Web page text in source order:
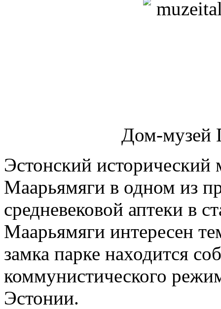
Дом-музей
Эстонский исторический
Маарьямяги в одном из
средневековой аптеки в
Маарьямяги интересен
замка парке находится
коммунистического
Эстонии.